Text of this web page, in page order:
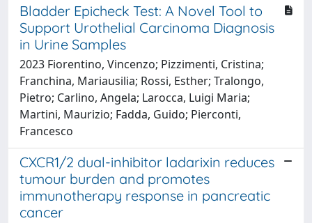
Bladder Epicheck Test: A Novel Tool to
Support Urothelial Carcinoma Diagnosis
in Urine Samples
2023 Fiorentino, Vincenzo; Pizzimenti, Cristina;
Franchina, Mariausilia; Rossi, Esther; Tralongo,
Pietro; Carlino, Angela; Larocca, Luigi Maria;
Martini, Maurizio; Fadda, Guido; Pierconti,
Francesco
CXCR1/2 dual-inhibitor ladarixin reduces
tumour burden and promotes
immunotherapy response in pancreatic
cancer